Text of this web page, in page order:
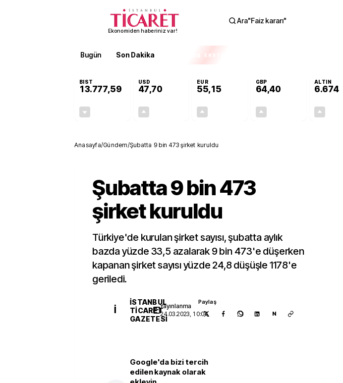
Ekonomiden haberiniz var!
Ara"Faiz kararı"
Bugün Son Dakika EKSTRA
BIST
13.777,59
USD
47,70
EUR
55,15
GBP
64,40
ALTIN
6.674
Anasayfa/Gündem/Şubatta 9 bin 473 şirket kuruldu
Şubatta 9 bin 473
şirket kuruldu
Türkiye'de kurulan şirket sayısı, şubatta aylık
bazda yüzde 33,5 azalarak 9 bin 473'e düşerken
kapanan şirket sayısı yüzde 24,8 düşüşle 1178'e
geriledi.
İ
İSTANBUL
TICARET
GAZETESI
Yayınlanma
24.03.2023, 10:04
Paylaş
N
Google'da bizi tercih
edilen kaynak olarak